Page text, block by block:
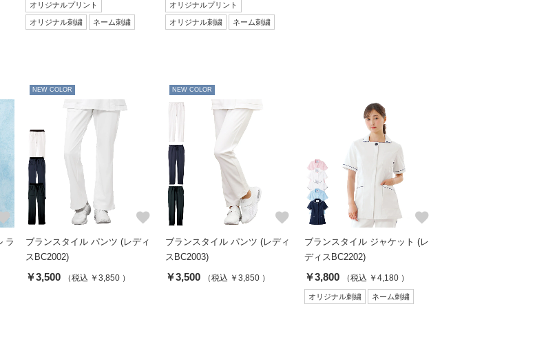
オリジナルプリント
オリジナル刺繍 ネーム刺繍
オリジナルプリント
オリジナル刺繍 ネーム刺繍
ラ
NEW COLOR
favorite
ブランスタイル パンツ (レディ
スBC2002)
￥3,500 （税込 ￥3,850 ）
NEW COLOR
favorite
ブランスタイル パンツ (レディ
スBC2003)
￥3,500 （税込 ￥3,850 ）
favorite
ブランスタイル ジャケット (レ
ディスBC2202)
￥3,800 （税込 ￥4,180 ）
オリジナル刺繍 ネーム刺繍